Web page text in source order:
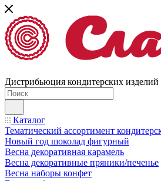
Дистрибьюция кондитерских изделий
Каталог
Тематический ассортимент
Новый год шоколад фигурный
Весна декоративная карамель
Весна декоративные пряники/печенье
Весна наборы конфет